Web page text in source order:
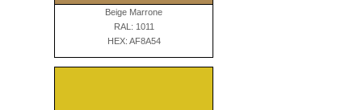
Beige Marrone
RAL: 1011
HEX: AF8A54